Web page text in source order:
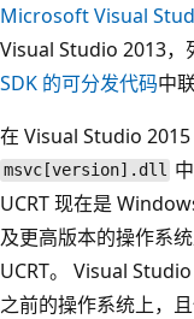
Microsoft Visual
Visual Studio 2013，
SDK 的可分发代码中
在 Visual Studio 2015
msvc[version].dll
UCRT 现在是
及更高版本的操作系
UCRT。 Visual
之前的操作系统上，